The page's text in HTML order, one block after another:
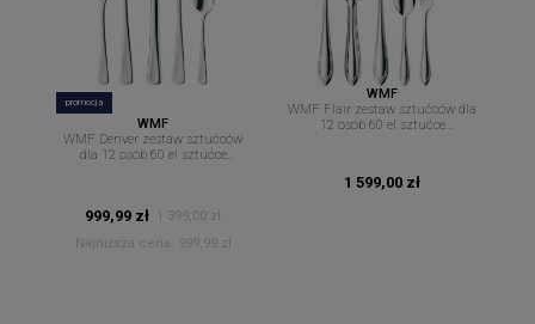
promocja
WMF
WMF Denver zestaw sztućców
dla 12 osób 60 el sztućce
999,99 zł
1 399,00 zł
Najniższa cena:
999,99 zł
WMF
WMF Flair zestaw sztućców dla
12 osób 60 el sztućce
1 599,00 zł